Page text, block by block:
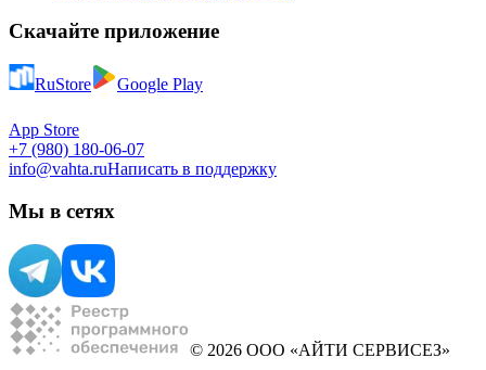
Скачайте приложение
RuStore Google Play
App Store
+7 (980) 180-06-07
info@vahta.ruНаписать в поддержку
Мы в сетях
© 2026 ООО «АЙТИ СЕРВИСЕЗ»